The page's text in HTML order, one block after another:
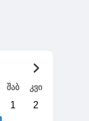
შაბ კვი
1 2